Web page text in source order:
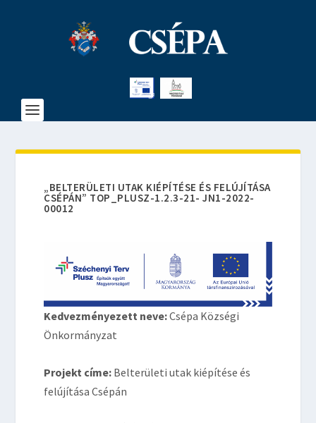
„BELTERÜLETI UTAK KIÉPÍTÉSE ÉS FELÚJÍTÁSA
CSÉPÁN” TOP_PLUSZ-1.2.3-21- JN1-2022-
00012
Kedvezményezett neve:Csépa Községi
Önkormányzat
Projekt címe: Belterületi utak kiépítése és
felújítása Csépán